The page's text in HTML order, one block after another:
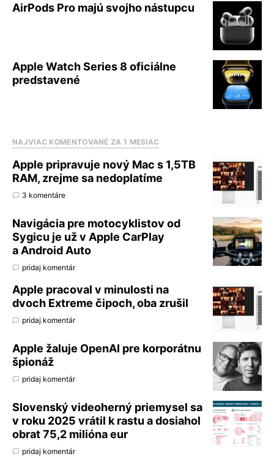
AirPods Pro majú svojho nástupcu
Apple Watch Series 8 oficiálne
predstavené
NAJVIAC KOMENTOVANÉ ZA 1 MESIAC
Apple pripravuje nový Mac s 1,5TB
RAM, zrejme sa nedoplatíme
3 komentáre
Navigácia pre motocyklistov od
Sygicu je už v Apple CarPlay
a Android Auto
pridaj komentár
Apple pracoval v minulosti na
dvoch Extreme čipoch, oba zrušil
pridaj komentár
Apple žaluje OpenAI pre korporátnu
špionáž
pridaj komentár
Slovenský videoherný priemysel sa
v roku 2025 vrátil k rastu a dosiahol
obrat 75,2 milióna eur
pridaj komentár